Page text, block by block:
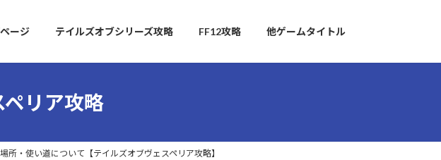
ージ テイルズオブシリーズ攻略 FF12攻略 他ゲームタイトル
リア攻略
所・使い道について【テイルズオブヴェスペリア攻略】